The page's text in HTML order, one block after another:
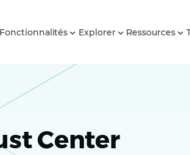
Fonctionnalités Explorer Ressources
Center